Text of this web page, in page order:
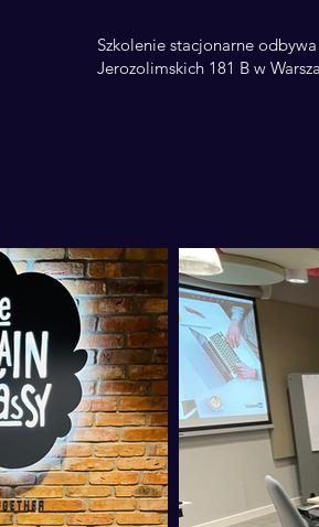
Szkolenie stacjonarne
Jerozolimskich 181 B w